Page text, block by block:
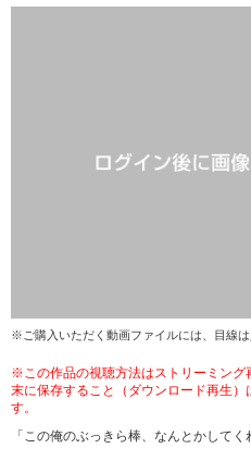
※ご購入いただく動画ファイルには、目線は
※この作品の視聴方法はストリーミング
末に保存すること（ダウンロード再生）
す。
「この俺のぶっきら棒、なんとかしてく